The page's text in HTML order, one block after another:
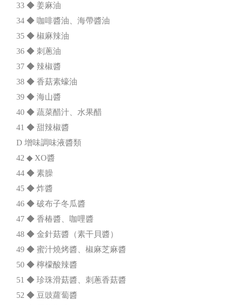
33 ◆ 姜麻油
34 ◆ 咖啡醬油、海帶醬油
35 ◆ 椒麻辣油
36 ◆ 刺蔥油
37 ◆ 辣椒醬
38 ◆ 香菇素蠔油
39 ◆ 海山醬
40 ◆ 蔬菜醋汁、水果醋
41 ◆ 甜辣椒醬
D 增味調味液醬類
42 ◆ XO醬
44 ◆ 素臊
45 ◆ 炸醬
46 ◆ 破布子冬瓜醬
47 ◆ 香椿醬、咖哩醬
48 ◆ 金針菇醬（素干貝醬）
49 ◆ 蜜汁燒烤醬、椒麻芝麻醬
50 ◆ 檸檬酸辣醬
51 ◆ 珍珠滑菇醬、刺蔥香菇醬
52 ◆ 豆豉蘿蔔醬